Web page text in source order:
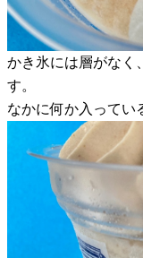
かき氷には層がなく
す。
なかに何か入って